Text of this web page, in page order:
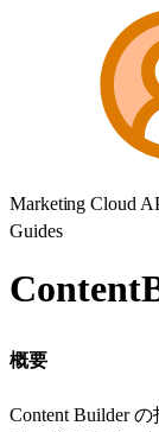
Marketing Cloud
Guides
概要
Content Builder